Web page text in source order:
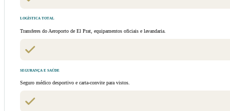
LOGÍSTICA TOTAL
Transferes do Aeroporto de El Prat, equipamentos oficiais e lavandaria.
SEGURANÇA E SAÚDE
Seguro médico desportivo e carta-convite para vistos.